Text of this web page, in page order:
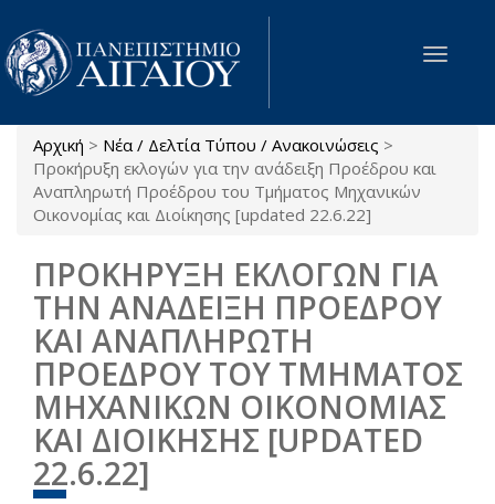
Παράκαμψη προς το κυρίως περιεχόμενο
Toggle
Είστε εδώ
Αρχική > Νέα / Δελτία Τύπου / Ανακοινώσεις >
Προκήρυξη εκλογών για την ανάδειξη Προέδρου και
Αναπληρωτή Προέδρου του Τμήματος Μηχανικών
Οικονομίας και Διοίκησης [updated 22.6.22]
ΠΡΟΚΗΡΥΞΗ ΕΚΛΟΓΩΝ ΓΙΑ
ΤΗΝ ΑΝΑΔΕΙΞΗ ΠΡΟΕΔΡΟΥ
ΚΑΙ ΑΝΑΠΛΗΡΩΤΗ
ΠΡΟΕΔΡΟΥ ΤΟΥ ΤΜΗΜΑΤΟΣ
ΜΗΧΑΝΙΚΩΝ ΟΙΚΟΝΟΜΙΑΣ
ΚΑΙ ΔΙΟΙΚΗΣΗΣ [UPDATED
22.6.22]